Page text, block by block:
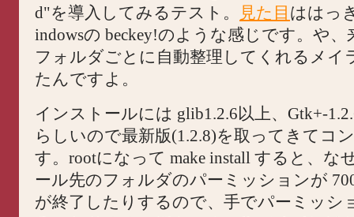
d"を導入してみるテスト。
見た目 ははっ
indowsの beckey!のような感じです。や
フォルダごとに自動整理してくれるメイ
たんですよ。
インストールには glib1.2.6以上、Gtk+-
らしいので最新版(1.2.8)を取ってきてコ
す。rootになって make install すると、な
ール先のフォルダのパーミッションが
が終了したりするので、手でパーミッシ